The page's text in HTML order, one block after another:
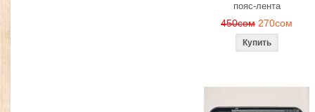
пояс-лента
450сом 270сом